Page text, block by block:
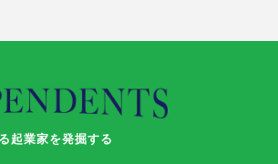
起業家を発掘する